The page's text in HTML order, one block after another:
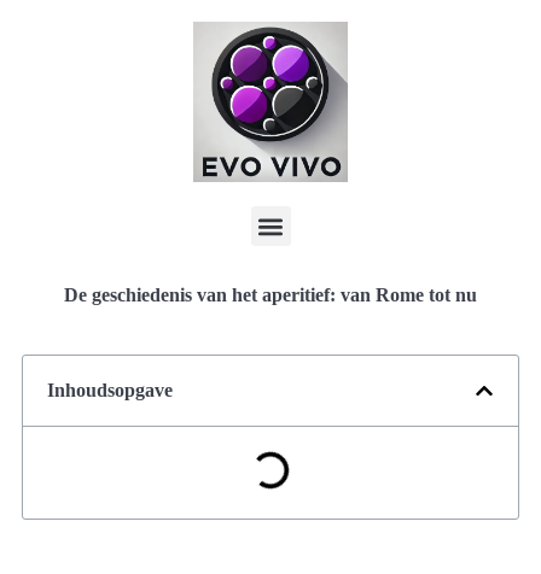
De geschiedenis van het aperitief: van Rome tot nu
Inhoudsopgave